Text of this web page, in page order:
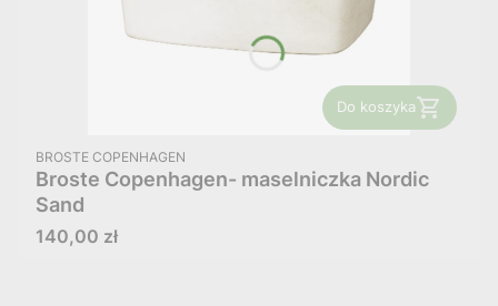
Do koszyka
PRODUCENT
BROSTE COPENHAGEN
Broste Copenhagen- maselniczka Nordic
Sand
Cena
140,00 zł